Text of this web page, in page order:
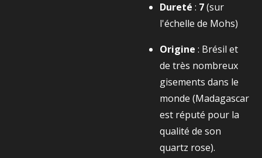
Dureté : 7(sur
l'échelle de Mohs)
Origine : Brésil et
de très nombreux
gisements dans le
monde (Madagascar
est réputé pour la
qualité de son
quartz rose).